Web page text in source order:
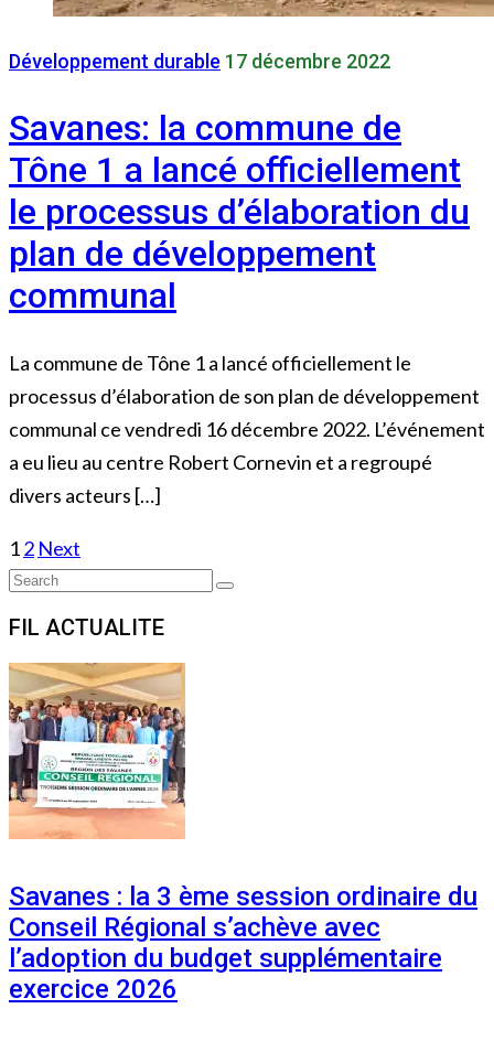
Développement durable 17 décembre 2022
Savanes: la commune de
Tône 1 a lancé officiellement
le processus d’élaboration du
plan de développement
communal
La commune de Tône 1 a lancé officiellement le
processus d’élaboration de son plan de développement
communal ce vendredi 16 décembre 2022. L’événement
a eu lieu au centre Robert Cornevin et a regroupé
divers acteurs […]
Posts
navigation
12 Next
Search
Search
FIL ACTUALITE
Savanes : la 3 ème session ordinaire du
Conseil Régional s’achève avec
l’adoption du budget supplémentaire
exercice 2026